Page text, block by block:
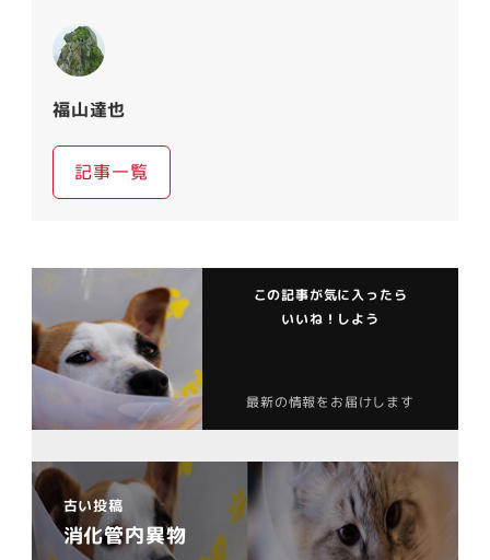
福山達也
記事一覧
この記事が気に入ったら
いいね！しよう
最新の情報をお届けします
古い投稿
消化管内異物